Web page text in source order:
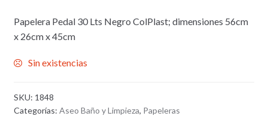
Papelera Pedal 30 Lts Negro ColPlast; dimensiones 56cm
x 26cm x 45cm
Sin existencias
SKU: 1848
Categorías: Aseo Baño y Limpieza, Papeleras